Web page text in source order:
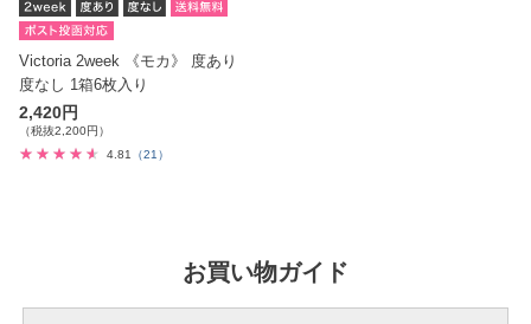
Victoria 2week 《モカ》 度あり
度なし 1箱6枚入り
2,420円
（税抜2,200円）
4.81
（21）
お買い物ガイド